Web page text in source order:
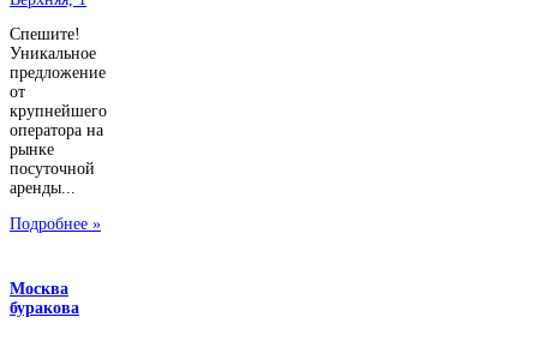
Спешите!
Уникальное
предложение
от
крупнейшего
оператора на
рынке
посуточной
аренды...
Подробнее »
Москва
буракова